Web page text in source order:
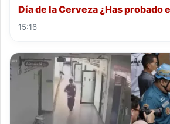
Día de la Cerveza ¿Has probado
15:16